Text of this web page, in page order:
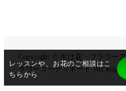
Copyright © 生け花・フラワー
ラワーコーディネート All
レッスンや、お花のご相談はこ
ちらから